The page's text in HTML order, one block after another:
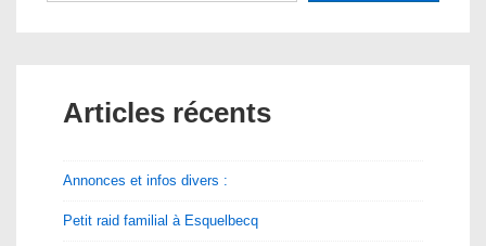
Articles récents
Annonces et infos divers :
Petit raid familial à Esquelbecq